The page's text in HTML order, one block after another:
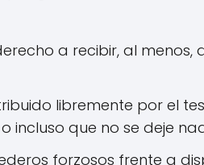
a recibir, al
libremente por el
incluso que no se deje
forzosos frente a